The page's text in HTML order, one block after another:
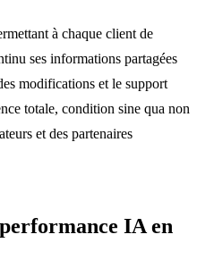
à chaque client de
ses informations partagées
modifications et le support
totale, condition sine qua non
et des partenaires
IA en